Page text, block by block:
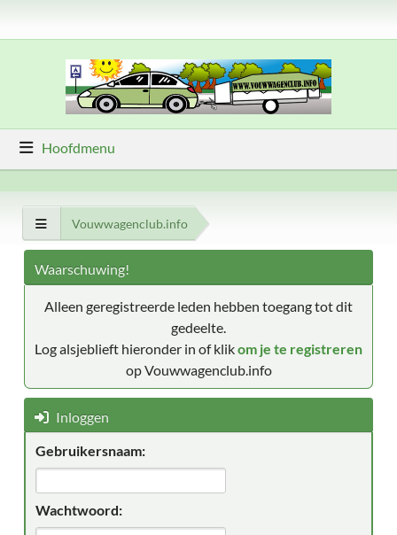
Hoofdmenu
Vouwwagenclub.info
Waarschuwing!
Alleen geregistreerde leden hebben toegang tot dit
gedeelte.
Log alsjeblieft hieronder in of klikom je te registreren
op Vouwwagenclub.info
Inloggen
Gebruikersnaam:
Wachtwoord: